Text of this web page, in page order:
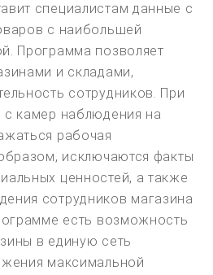
специалистам данные с
с наибольшей
Программа позволяет
и складами,
сотрудников. При
с камер наблюдения на
рабочая
исключаются факты
ценностей, а также
сотрудников магазина
есть возможность
в единую сеть
максимальной